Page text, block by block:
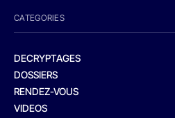
CATEGORIES
DECRYPTAGES
DOSSIERS
RENDEZ-VOUS
VIDEOS